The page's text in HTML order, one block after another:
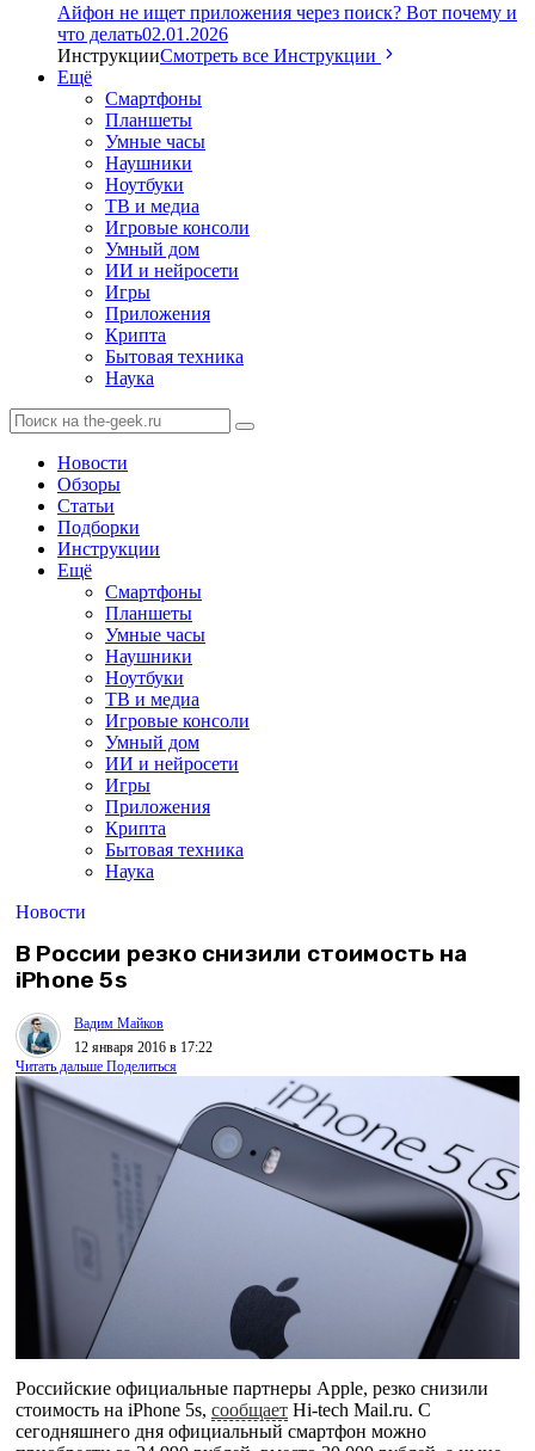
Айфон не ищет приложения через поиск? Вот почему и
что делать02.01.2026
ИнструкцииСмотреть все Инструкции
Ещё
Смартфоны
Планшеты
Умные часы
Наушники
Ноутбуки
ТВ и медиа
Игровые консоли
Умный дом
ИИ и нейросети
Игры
Приложения
Крипта
Бытовая техника
Наука
Новости
Обзоры
Статьи
Подборки
Инструкции
Ещё
Смартфоны
Планшеты
Умные часы
Наушники
Ноутбуки
ТВ и медиа
Игровые консоли
Умный дом
ИИ и нейросети
Игры
Приложения
Крипта
Бытовая техника
Наука
Новости
В России резко снизили стоимость на
iPhone 5s
Вадим Майков
12 января 2016 в 17:22
Читать дальше Поделиться
Российские официальные партнеры Apple, резко снизили
стоимость на iPhone 5s, сообщает Hi-tech Mail.ru. С
сегодняшнего дня официальный смартфон можно